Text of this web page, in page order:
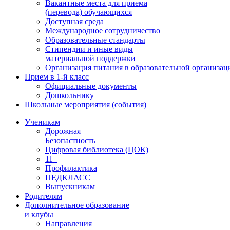
Вакантные места для приема
(перевода) обучающихся
Доступная среда
Международное сотрудничество
Образовательные стандарты
Стипендии и иные виды
материальной поддержки
Организация питания в образовательной
Прием в 1-й класс
Официальные документы
Дошкольнику
Школьные мероприятия (события)
Ученикам
Дорожная
Безопастность
Цифровая библиотека (ЦОК)
11+
Профилактика
ПЕДКЛАСС
Выпускникам
Родителям
Дополнительное образование
и клубы
Направления